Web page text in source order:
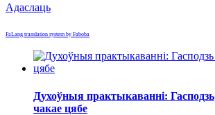
Адаслаць
FaLang translation system by Faboba
Духоўныя практыкаванні: Гасподзь
чакае цябе